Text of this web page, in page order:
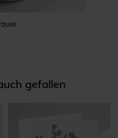
gefallen